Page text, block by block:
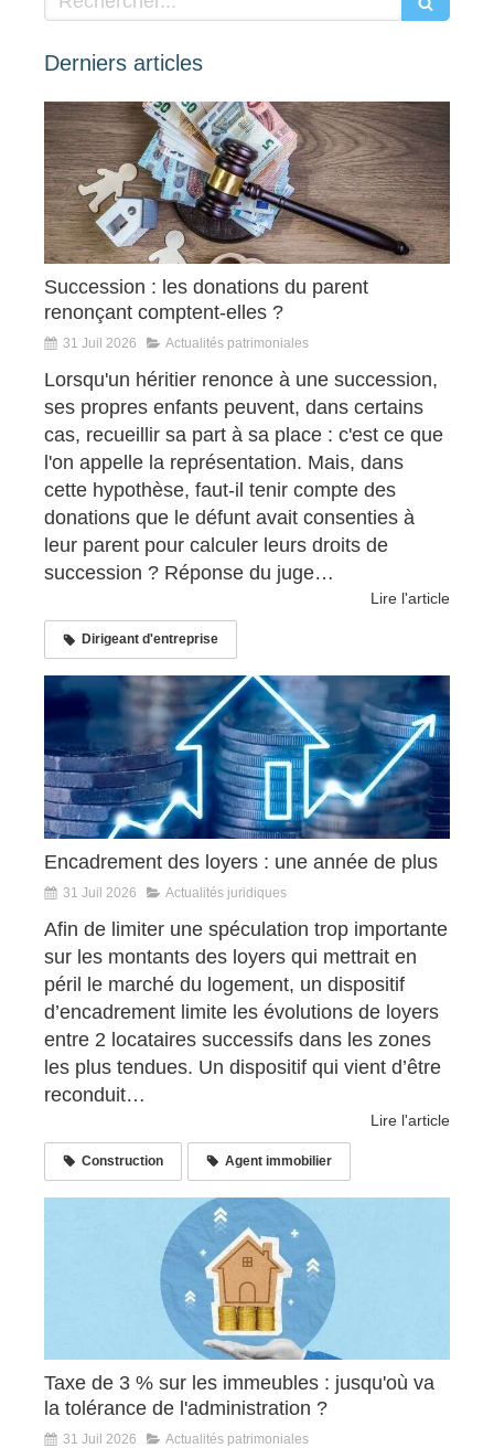
Derniers articles
Succession : les donations du parent
renonçant comptent-elles ?
31 Juil 2026 Actualités patrimoniales
Lorsqu'un héritier renonce à une succession,
ses propres enfants peuvent, dans certains
cas, recueillir sa part à sa place : c'est ce que
l'on appelle la représentation. Mais, dans
cette hypothèse, faut-il tenir compte des
donations que le défunt avait consenties à
leur parent pour calculer leurs droits de
succession ? Réponse du juge…
Lire l'article
Dirigeant d'entreprise
Encadrement des loyers : une année de plus
31 Juil 2026 Actualités juridiques
Afin de limiter une spéculation trop importante
sur les montants des loyers qui mettrait en
péril le marché du logement, un dispositif
d’encadrement limite les évolutions de loyers
entre 2 locataires successifs dans les zones
les plus tendues. Un dispositif qui vient d’être
reconduit…
Lire l'article
Construction Agent immobilier
Taxe de 3 % sur les immeubles : jusqu'où va
la tolérance de l'administration ?
31 Juil 2026 Actualités patrimoniales